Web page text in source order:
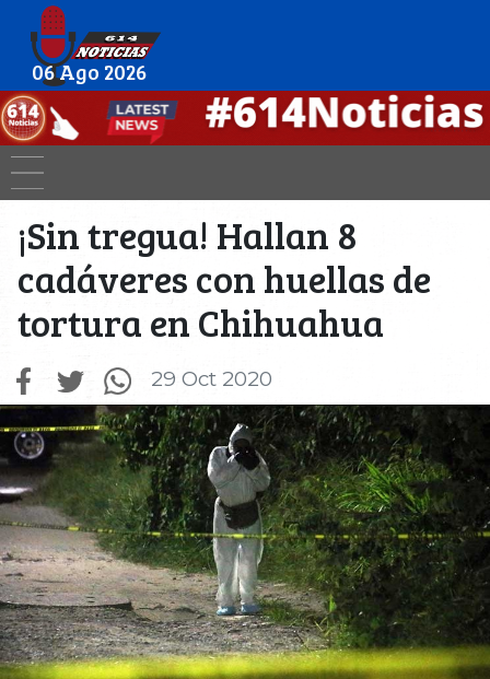
06 Ago 2026
¡Sin tregua! Hallan 8
cadáveres con huellas de
tortura en Chihuahua
29 Oct 2020